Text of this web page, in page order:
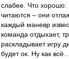
слабее. Что хорошо:
читаются – они
каждый маневр
команда отдыхает,
раскладывает игру
будет ок. Ну как